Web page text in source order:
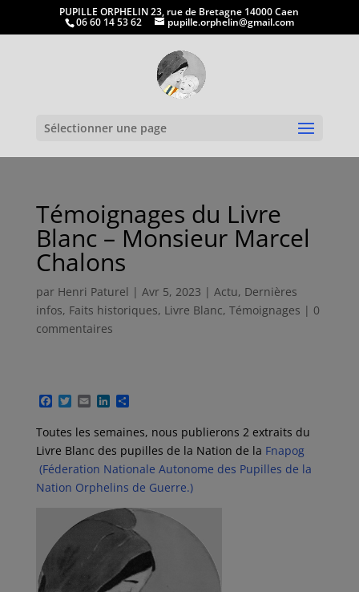
PUPILLE ORPHELIN 23, rue de Bretagne 14000 Caen
06 60 14 53 62 pupille.orphelin@gmail.com
Sélectionner une page
Témoignages du Livre
Blanc – Monsieur Marcel
Chalons
par Henri Paturel | Avr 5, 2023 | Actu, Dernières
infos, Faits historiques, Livre Blanc, Témoignages | 0
commentaires
F
c
e
b
o
o
k
T
i
t
t
e
r
E
a
l
L
n
k
e
d
I
n
P
r
t
a
g
e
r
Toutes les semaines, nous publierons 2 extraits du
Livre Blanc des pupilles de la Nation de la Fnapog
(Féderation Nationale Autonome des Pupilles de la
Nation Orphelins de Guerre.)